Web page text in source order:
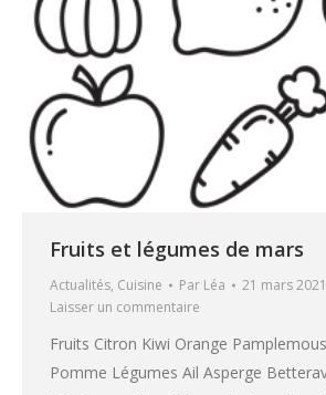
Fruits et légumes de mars
Actualités, Cuisine Par Léa
21 mars 2021
Laisser un commentaire
Fruits Citron Kiwi Orange
Pomme Légumes Ail Asperge